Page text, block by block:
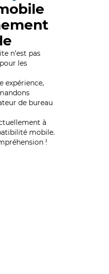
n’est pas
les
expérience,
de bureau
à
mobile.
!